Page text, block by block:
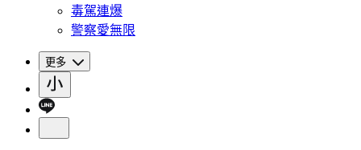
毒駕連爆
警察愛無限
更多